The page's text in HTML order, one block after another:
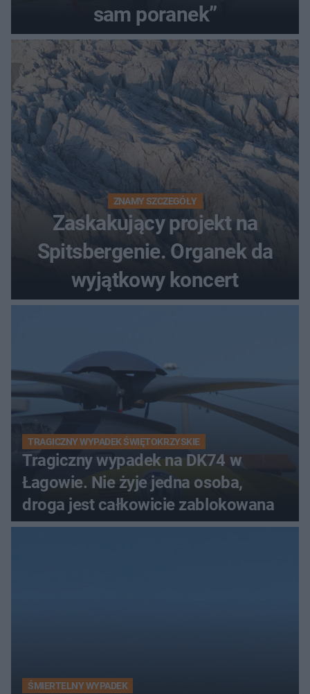
sam poranek”
ZNAMY SZCZEGÓŁY
Zaskakujący projekt na
Spitsbergenie. Organek da
wyjątkowy koncert
TRAGICZNY WYPADEK ŚWIĘTOKRZYSKIE
Tragiczny wypadek na DK74 w
Łagowie. Nie żyje jedna osoba,
droga jest całkowicie zablokowana
ŚMIERTELNY WYPADEK